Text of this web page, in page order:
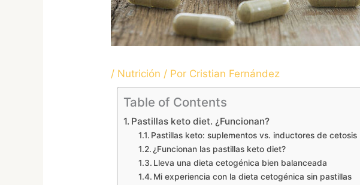
/ Nutrición / Por Cristian Fernández
Table of Contents
Pastillas keto diet. ¿Funcionan?
Pastillas keto: suplementos vs. inductores de cetosis
¿Funcionan las pastillas keto diet?
Lleva una dieta cetogénica bien balanceada
Mi experiencia con la dieta cetogénica sin pastillas